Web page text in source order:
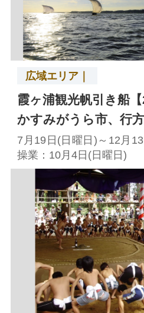
広域エリア｜
霞ヶ浦観光帆引き船【
かすみがうら市、行
7月19日(日曜日)～12月
操業：10月4日(日曜日)